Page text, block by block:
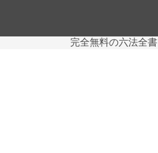
完全無料の六法全書